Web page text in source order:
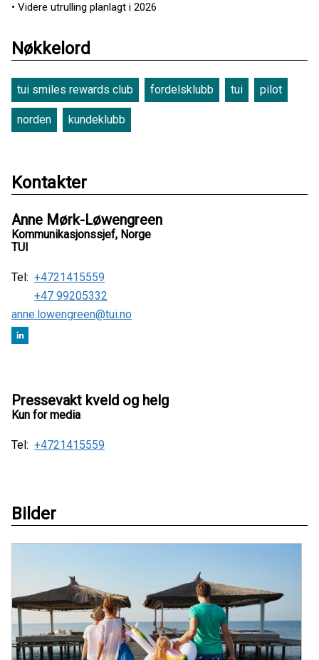
• Videre utrulling planlagt i 2026
Nøkkelord
tui smiles rewards club fordelsklubb tui pilot
norden kundeklubb
Kontakter
Anne Mørk-Løwengreen
Kommunikasjonssjef, Norge
TUI
Tel: +4721415559
+47 99205332
anne.lowengreen@tui.no
Pressevakt kveld og helg
Kun for media
Tel: +4721415559
Bilder